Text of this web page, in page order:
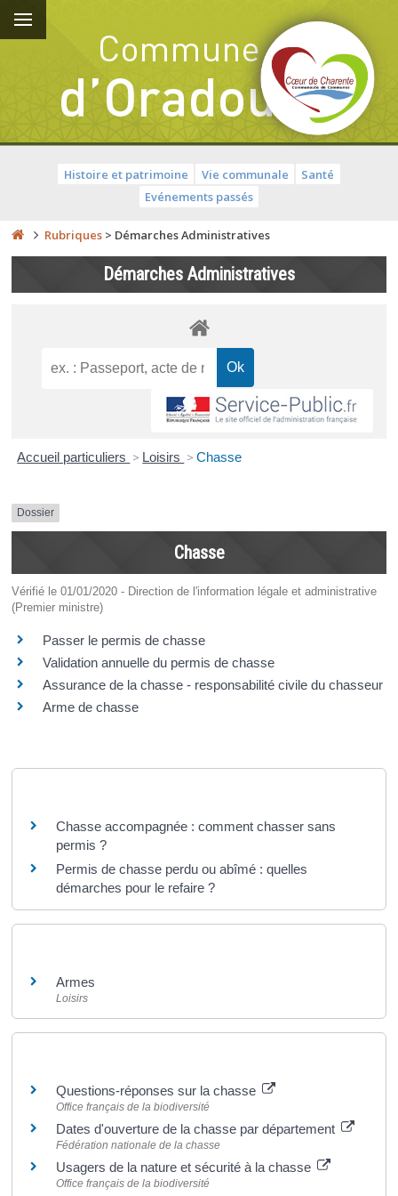
Histoire et patrimoine Vie communale
Santé
Evénements passés
Rubriques > Démarches Administratives
Démarches Administratives
Accueil particuliers > Loisirs > Chasse
Dossier
Chasse
Vérifié le 01/01/2020 - Direction de l'information légale et administrative
(Premier ministre)
Passer le permis de chasse
Validation annuelle du permis de chasse
Assurance de la chasse - responsabilité civile du chasseur
Arme de chasse
Chasse accompagnée : comment chasser sans
permis ?
Permis de chasse perdu ou abîmé : quelles
démarches pour le refaire ?
Armes
Loisirs
Questions-réponses sur la chasse
Office français de la biodiversité
Dates d'ouverture de la chasse par département
Fédération nationale de la chasse
Usagers de la nature et sécurité à la chasse
Office français de la biodiversité